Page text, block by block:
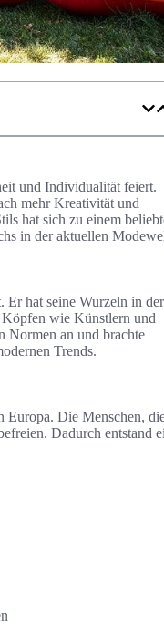
und Individualität feiert.
mehr Kreativität und
hat sich zu einem
in der aktuellen
Er hat seine Wurzeln in der
wie Künstlern und
Normen an und brachte
Trends.
Europa. Die Menschen,
Dadurch entstand